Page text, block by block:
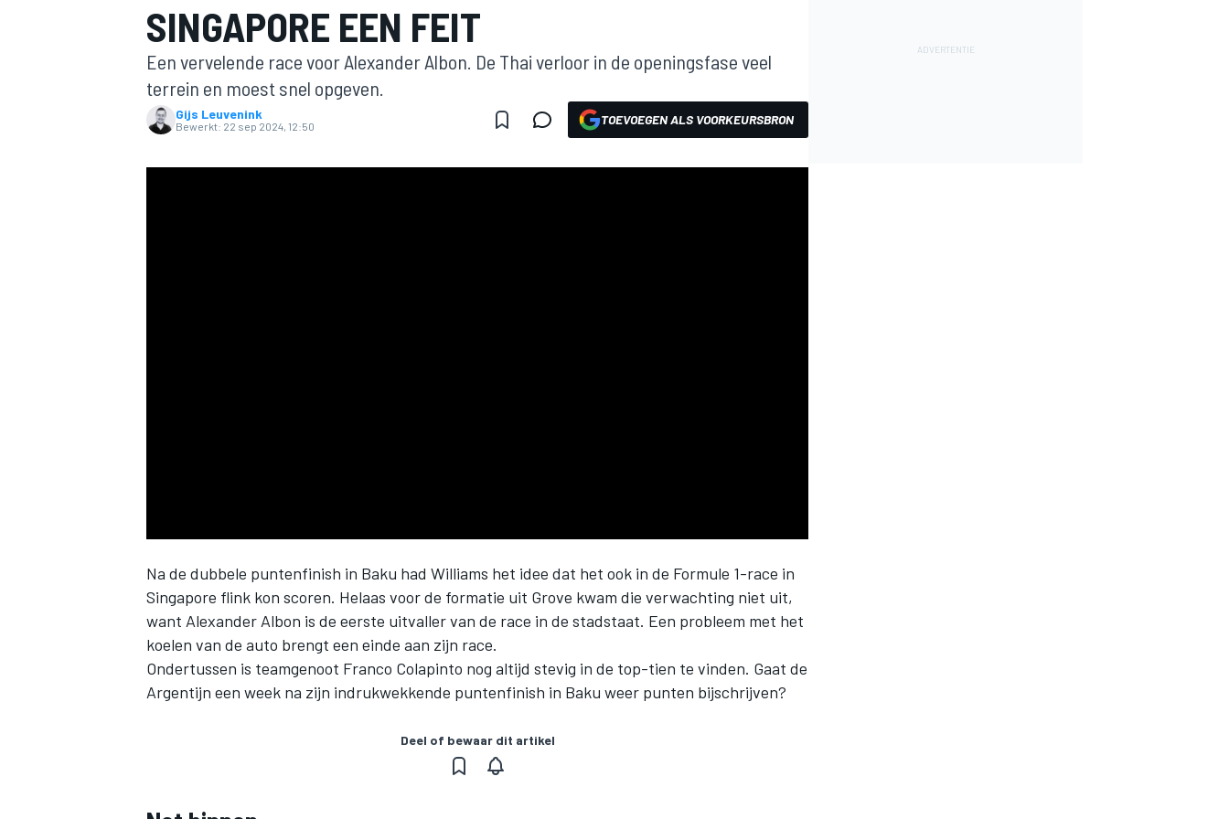
SINGAPORE EEN FEIT
Een vervelende race voor Alexander Albon. De Thai verloor in de openingsfase veel
terrein en moest snel opgeven.
Gijs Leuvenink
Bewerkt: 22 sep 2024, 12:50 TOEVOEGEN ALS VOORKEURSBRON
Na de dubbele puntenfinish in Baku had Williams het idee dat het ook in de Formule 1-race in
Singapore flink kon scoren. Helaas voor de formatie uit Grove kwam die verwachting niet uit,
want Alexander Albon is de eerste uitvaller van de race in de stadstaat. Een probleem met het
koelen van de auto brengt een einde aan zijn race.
Ondertussen is teamgenoot Franco Colapinto nog altijd stevig in de top-tien te vinden. Gaat de
Argentijn een week na zijn indrukwekkende puntenfinish in Baku weer punten bijschrijven?
Deel of bewaar dit artikel